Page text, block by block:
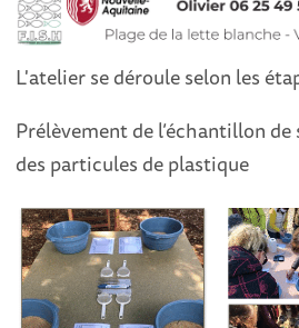
L'atelier se déroule selon les
Prélèvement de l’échantillon
des particules de plastique